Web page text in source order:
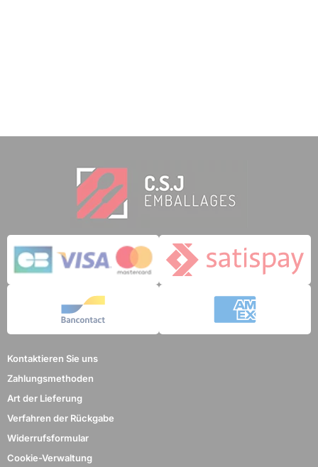
Kontaktieren Sie uns
Zahlungsmethoden
Art der Lieferung
Verfahren der Rückgabe
Widerrufsformular
Cookie-Verwaltung